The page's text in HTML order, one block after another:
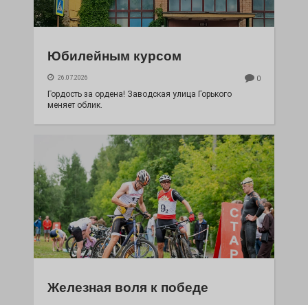
Юбилейным курсом
26.07.2026 0
Гордость за ордена! Заводская улица Горького
меняет облик.
Железная воля к победе